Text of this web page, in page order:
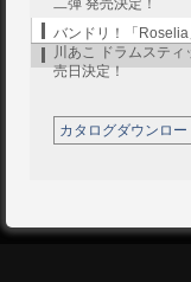
二弾 発売決定！
バンドリ！「Roselia
川あこ ドラムスティ
売日決定！
カタログダウンロー